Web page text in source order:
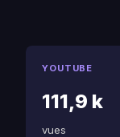
YOUTUBE
111,9 k
vues